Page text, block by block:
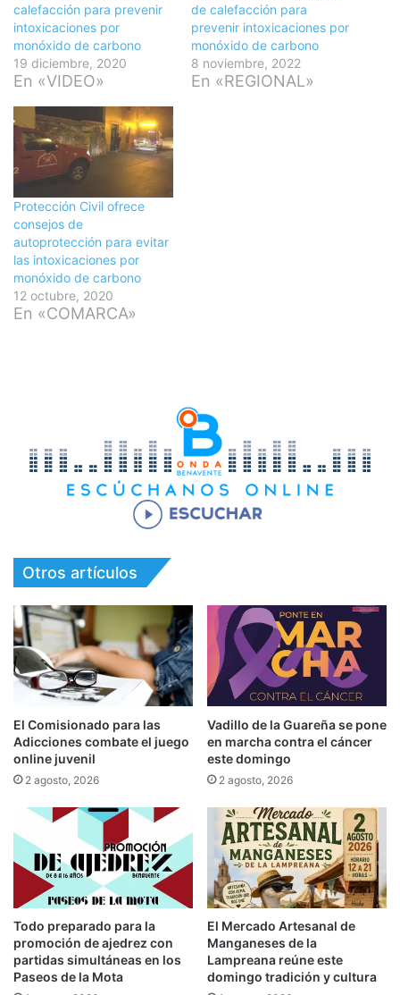
calefacción para prevenir
intoxicaciones por
monóxido de carbono
19 diciembre, 2020
En «VIDEO»
de calefacción para
prevenir intoxicaciones por
monóxido de carbono
8 noviembre, 2022
En «REGIONAL»
Protección Civil ofrece
consejos de
autoprotección para evitar
las intoxicaciones por
monóxido de carbono
12 octubre, 2020
En «COMARCA»
Otros artículos
El Comisionado para las
Adicciones combate el juego
online juvenil
2 agosto, 2026
Vadillo de la Guareña se pone
en marcha contra el cáncer
este domingo
2 agosto, 2026
Todo preparado para la
promoción de ajedrez con
partidas simultáneas en los
Paseos de la Mota
El Mercado Artesanal de
Manganeses de la
Lampreana reúne este
domingo tradición y cultura